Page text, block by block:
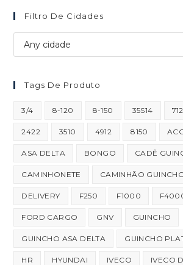
Filtro De Cidades
Tags De Produto
3/4 8-120 8-150 35S14 712
2422 3510 4912 8150
ASA DELTA BONGO CADÊ
CAMINHONETE CAMINHÃO
DELIVERY F250 F1000
FORD CARGO GNV GUINCHO
GUINCHO ASA DELTA GUINCHO
HR HYUNDAI IVECO IVECO